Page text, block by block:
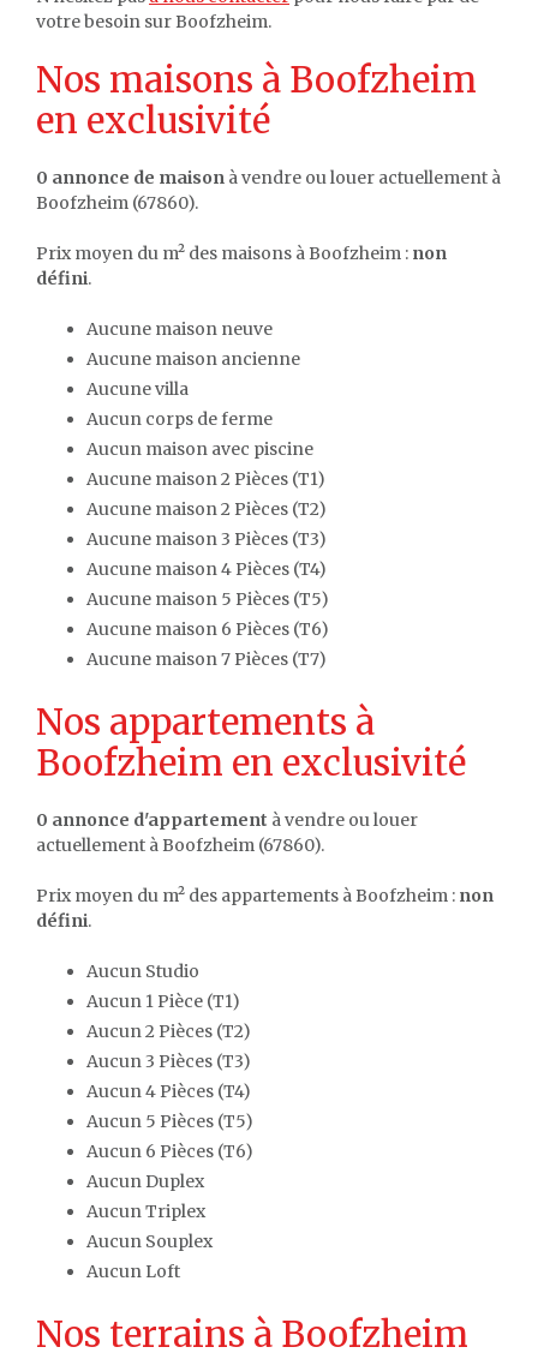
votre besoin sur Boofzheim.
Nos maisons à Boofzheim
en exclusivité
0 annonce de maison à vendre ou louer actuellement à
Boofzheim (67860).
Prix moyen du m² des maisons à Boofzheim : non
défini.
Aucune maison neuve
Aucune maison ancienne
Aucune villa
Aucun corps de ferme
Aucun maison avec piscine
Aucune maison 2 Pièces (T1)
Aucune maison 2 Pièces (T2)
Aucune maison 3 Pièces (T3)
Aucune maison 4 Pièces (T4)
Aucune maison 5 Pièces (T5)
Aucune maison 6 Pièces (T6)
Aucune maison 7 Pièces (T7)
Nos appartements à
Boofzheim en exclusivité
0 annonce d'appartement à vendre ou louer
actuellement à Boofzheim (67860).
Prix moyen du m² des appartements à Boofzheim : non
défini.
Aucun Studio
Aucun 1 Pièce (T1)
Aucun 2 Pièces (T2)
Aucun 3 Pièces (T3)
Aucun 4 Pièces (T4)
Aucun 5 Pièces (T5)
Aucun 6 Pièces (T6)
Aucun Duplex
Aucun Triplex
Aucun Souplex
Aucun Loft
Nos terrains à Boofzheim